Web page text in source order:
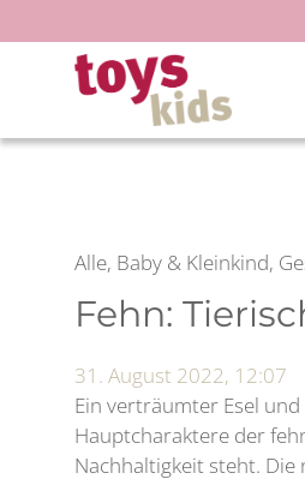
Inhalt
springen
Alle, Baby & Kleinkind,
Fehn:
31. August 2022, 12:07
Ein verträumter Esel
Hauptcharaktere der
Nachhaltigkeit steht.